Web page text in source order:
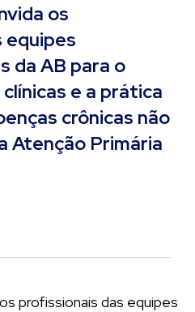
os
equipes
da AB para o
e a prática
crônicas não
Atenção Primária